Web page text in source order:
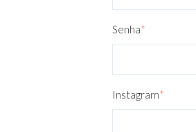
Senha*
Instagram*